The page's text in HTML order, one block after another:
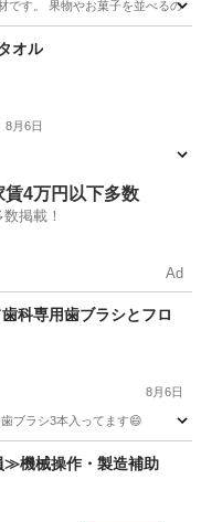
す。 果物やお菓子を並べるのに
オル
8月6日
スーパーマリオ
賃4万円以下多数
掲載！
Ad
科専用歯ブラシとフロ
8月6日
ブラシ3本入ってます😄
歯科
機械操作・製造補助